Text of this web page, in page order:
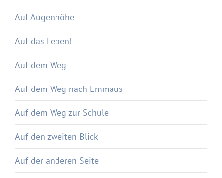
Auf Augenhöhe
Auf das Leben!
Auf dem Weg
Auf dem Weg nach Emmaus
Auf dem Weg zur Schule
Auf den zweiten Blick
Auf der anderen Seite